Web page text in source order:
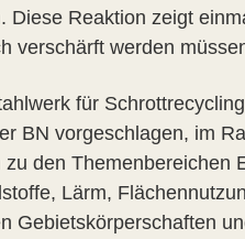
Diese Reaktion zeigt
verschärft werden
für
BN vorgeschlagen, im
den Themenbereichen
Lärm,
Gebietskörperschaften